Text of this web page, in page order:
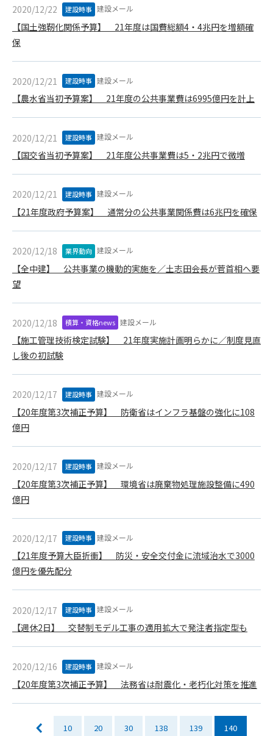
2020/12/22 建設時事 建設メール
【国土強靭化関係予算】 21年度は国費総額4・4兆円を増額確
保
2020/12/21 建設時事 建設メール
【農水省当初予算案】 21年度の公共事業費は6995億円を計上
2020/12/21 建設時事 建設メール
【国交省当初予算案】 21年度公共事業費は5・2兆円で微増
2020/12/21 建設時事 建設メール
【21年度政府予算案】 通常分の公共事業関係費は6兆円を確保
2020/12/18 業界動向 建設メール
【全中建】 公共事業の機動的実施を／土志田会長が菅首相へ要
望
2020/12/18 積算・資格news 建設メール
【施工管理技術検定試験】 21年度実施計画明らかに／制度見直
し後の初試験
2020/12/17 建設時事 建設メール
【20年度第3次補正予算】 防衛省はインフラ基盤の強化に108
億円
2020/12/17 建設時事 建設メール
【20年度第3次補正予算】 環境省は廃棄物処理施設整備に490
億円
2020/12/17 建設時事 建設メール
【21年度予算大臣折衝】 防災・安全交付金に流域治水で3000
億円を優先配分
2020/12/17 建設時事 建設メール
【週休2日】 交替制モデル工事の適用拡大で発注者指定型も
2020/12/16 建設時事 建設メール
【20年度第3次補正予算】 法務省は耐震化・老朽化対策を推進
10 20 30 138 139 140
できるものとします。これに起因する会員または他の第三者が
被った損害について管理者は､一切の責任をも負わないものと
ビスの提供に関連して管理者が知り得た会員の個人情報（以下
個人情報といいます）について、管理者は、以下の各号に該当
(1) 会員が、自己の個人情報の開示に事前に同意している場合
(2) 個々の会員を特定できない統計的な処理をした形式で第三
に必要であると管理者が判断した場合
(4) 法令等により開示を求められた場合
第10条（免責事項）
管理者は、会員が登録した内容が以下に該当する、またはその
恐れのあるものは、会員の承諾なく削除できるものとします。
1. 管理者は、会員が本サービスを利用することにより得た情報
を保証もしないものとします。また、当該情報等に起因して
生じた一切の損害に対して、管理者は、何らの責任も負わな
いものとします。
2. 会員は、自己の費用と責任において本サービスを利用するも
のとし、会員による本サービスの利用に関連し、第三者から
問合せ、クレーム、請求等がなされまたは訴訟が提起された
場合、当該会員は、自らの費用と責任においてこれを解決す
るものとし、管理者を一切免責するものとします。
3. 本サービスにおいて掲載されている広告等によって行われる
する損害については一切責任を負いません。
第11条（運用の停止）
停電や天災等の不可抗力、または保守・点検・加入者の利便性
向上のための設備工事等の為に本サービスの運用を停止するこ
第12条（変更の届出）
会員は、住所、電話番号、その他管理者への届出内容に変更が
あった場合には、速やかに所定の方法で変更の届出をするもの
第13条（退会／広告掲載解除）
1. サポーター会員が本サービスへの広告掲載を解約する場合
月末をもって解約とします。
2. 本サービスの最低利用期間はサービスを開始した日から6か
しや、日割り計算はしないことを承諾するものとします。